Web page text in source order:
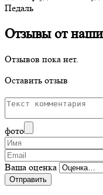
Педаль
Отзывы от
Отзывов пока нет.
Оставить отзыв
фото
Ваша оценка
Отправить